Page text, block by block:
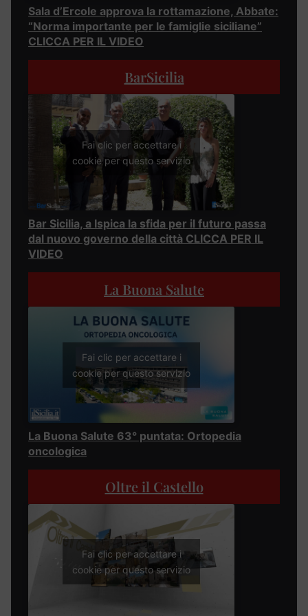
Sala d’Ercole approva la rottamazione, Abbate:
“Norma importante per le famiglie siciliane”
CLICCA PER IL VIDEO
BarSicilia
Fai clic per accettare i
cookie per questo servizio
Bar Sicilia, a Ispica la sfida per il futuro passa
dal nuovo governo della città CLICCA PER IL
VIDEO
La Buona Salute
Fai clic per accettare i
cookie per questo servizio
La Buona Salute 63° puntata: Ortopedia
oncologica
Oltre il Castello
Fai clic per accettare i
cookie per questo servizio